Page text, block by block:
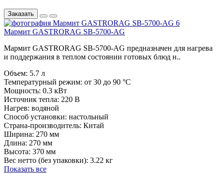
Заказать
Мармит GASTRORAG SB-5700-AG
Мармит GASTRORAG SB-5700-AG предназначен для нагрева
и поддержания в теплом состоянии готовых блюд н..
Объем: 5.7 л
Температурный режим: от 30 до 90 °C
Мощность: 0.3 кВт
Источник тепла: 220 В
Нагрев: водяной
Способ установки: настольный
Страна-производитель: Китай
Ширина: 270 мм
Длина: 270 мм
Высота: 370 мм
Вес нетто (без упаковки): 3.22 кг
Показать все